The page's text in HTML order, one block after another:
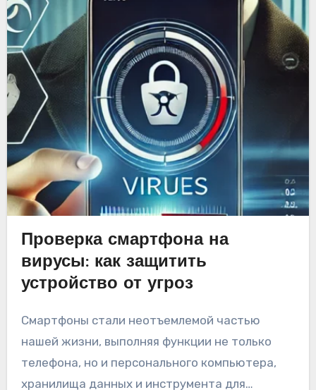
Проверка смартфона на
вирусы: как защитить
устройство от угроз
Смартфоны стали неотъемлемой частью
нашей жизни, выполняя функции не только
телефона, но и персонального компьютера,
хранилища данных и инструмента для…